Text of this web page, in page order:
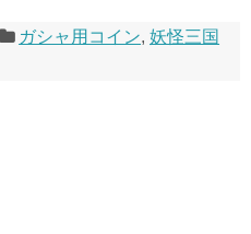
ガシャ用コイン,妖怪三国